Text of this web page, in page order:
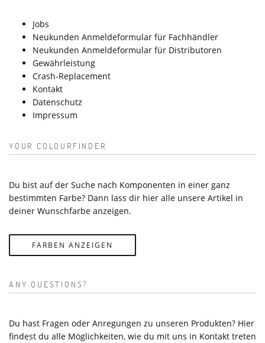
Jobs
Neukunden Anmeldeformular für Fachhändler
Neukunden Anmeldeformular für Distributoren
Gewährleistung
Crash-Replacement
Kontakt
Datenschutz
Impressum
YOUR COLOURFINDER
Du bist auf der Suche nach Komponenten in einer ganz
bestimmten Farbe? Dann lass dir hier alle unsere Artikel in
deiner Wunschfarbe anzeigen.
FARBEN ANZEIGEN
ANY QUESTIONS?
Du hast Fragen oder Anregungen zu unseren Produkten? Hier
findest du alle Möglichkeiten, wie du mit uns in Kontakt treten